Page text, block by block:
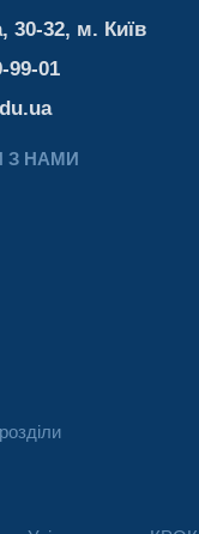
30-32, м. Київ
99-01
З НАМИ